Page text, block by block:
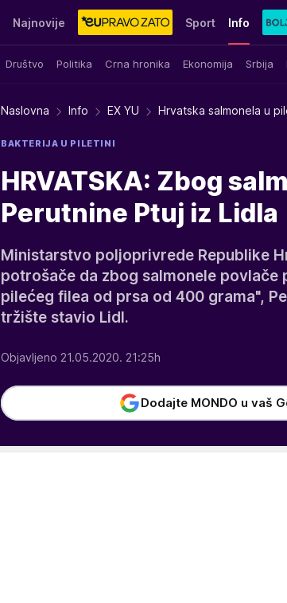
Najnovije Sport Info
Društvo Politika Crna hronika Ekonomija Srbija
Stvar ukusa Yumama
Naslovna Info EX YU Hrvatska salmonela u
BAKTERIJA U PILETINI
HRVATSKA: Zbog
Perutnine Ptuj iz Lidla
Ministarstvo poljoprivrede Republike
potrošače da zbog salmonele povlače
pilećeg filea od prsa od 400 grama",
tržište stavio Lidl.
Objavljeno 21.05.2020. 21:25h
Dodajte MONDO u vaš